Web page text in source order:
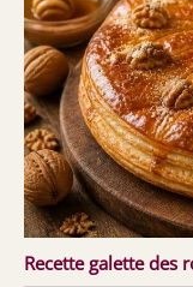
Recette galette des